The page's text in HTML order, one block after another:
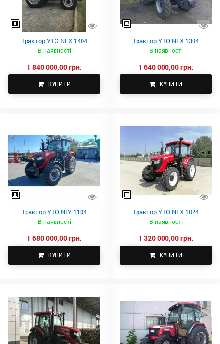
Трактор YTO NLX 1404
В наявності
1 840 000,00 грн.
КУПИТИ
Трактор YTO NLX 1304
В наявності
1 640 000,00 грн.
КУПИТИ
Трактор YTO NLY 1104
В наявності
1 680 000,00 грн.
КУПИТИ
Трактор YTO NLX 1024
В наявності
1 320 000,00 грн.
КУПИТИ